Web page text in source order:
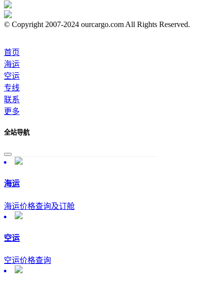
© Copyright 2007-2024 ourcargo.com All Rights Reserved.
首页
海运
空运
专线
联系
更多
全站导航
海运
海运价格查询及订舱
空运
空运价格查询